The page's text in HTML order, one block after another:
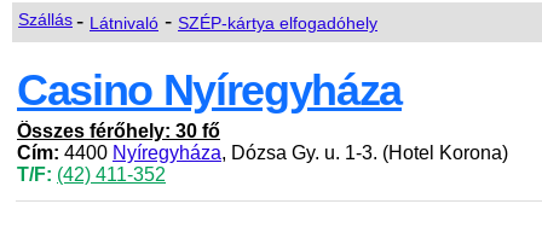
Szállás- Látnivaló - SZÉP-kártya elfogadóhely
Casino Nyíregyháza
Összes férőhely: 30 fő
Cím: 4400 Nyíregyháza, Dózsa Gy. u. 1-3. (Hotel Korona)
T/F: (42) 411-352